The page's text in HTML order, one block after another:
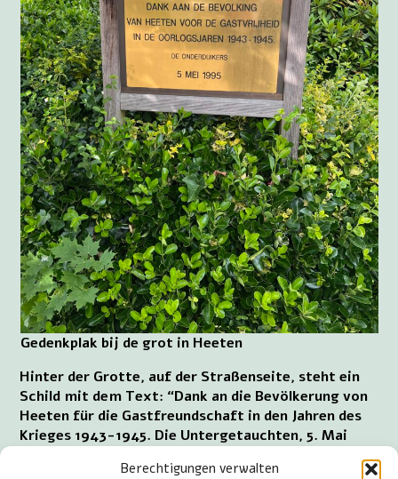
Berechtigungen verwalten
Gedenkplak bij de grot in Heeten
Hinter der Grotte, auf der Straßenseite, steht ein
Schild mit dem Text: “Dank an die Bevölkerung von
Heeten für die Gastfreundschaft in den Jahren des
Krieges 1943-1945. Die Untergetauchten, 5. Mai
1995.” Daneben steht auch ein Schild anlässlich von
125 Jahren Katholische Kirche Maria Empfängnis, 8.